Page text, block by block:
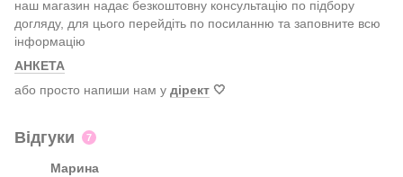
наш магазин надає безкоштовну консультацію по підбору
догляду, для цього перейдіть по посиланню та заповните всю
інформацію
АНКЕТА
або просто напиши нам у дірект 🤍
Відгуки 7
Марина